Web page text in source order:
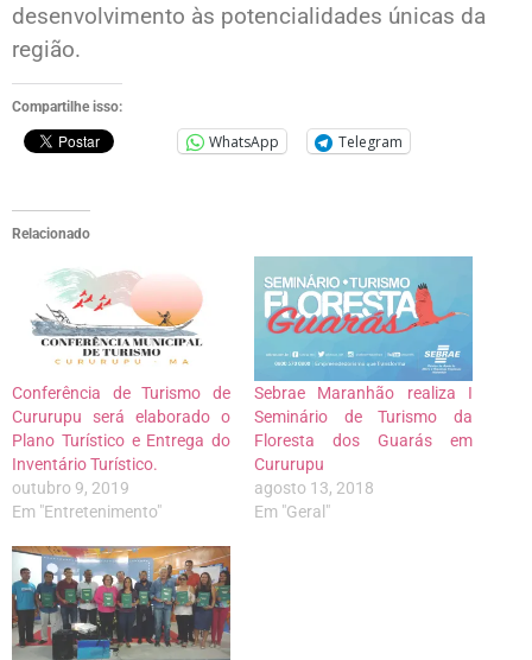
desenvolvimento às potencialidades únicas da
região.
Compartilhe isso:
WhatsApp Telegram
Relacionado
Conferência de Turismo de
Cururupu será elaborado o
Plano Turístico e Entrega do
Inventário Turístico.
outubro 9, 2019
Em "Entretenimento"
Sebrae Maranhão realiza I
Seminário de Turismo da
Floresta dos Guarás em
Cururupu
agosto 13, 2018
Em "Geral"